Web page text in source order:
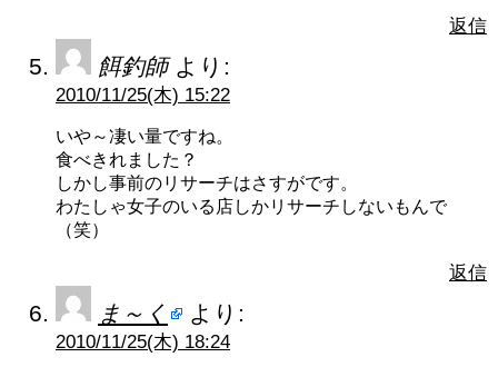
返信
餌釣師 より:
2010/11/25(木) 15:22
いや～凄い量ですね。
食べきれました？
しかし事前のリサーチはさすがです。
わたしゃ女子のいる店しかリサーチしないもんで
（笑）
返信
ま～く より:
2010/11/25(木) 18:24